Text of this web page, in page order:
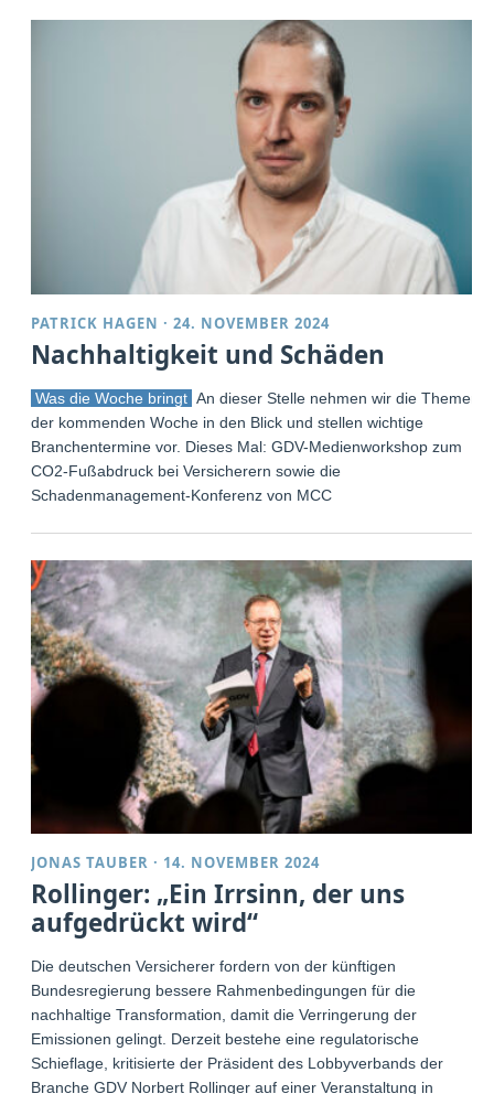
PATRICK HAGEN ·24. NOVEMBER 2024
Nachhaltigkeit und Schäden
Was die Woche bringt An dieser Stelle nehmen wir die Themen
der kommenden Woche in den Blick und stellen wichtige
Branchentermine vor. Dieses Mal: GDV-Medienworkshop zum
CO2-Fußabdruck bei Versicherern sowie die
Schadenmanagement-Konferenz von MCC
JONAS TAUBER · 14. NOVEMBER 2024
Rollinger: „Ein Irrsinn, der uns
aufgedrückt wird“
Die deutschen Versicherer fordern von der künftigen
Bundesregierung bessere Rahmenbedingungen für die
nachhaltige Transformation, damit die Verringerung der
Emissionen gelingt. Derzeit bestehe eine regulatorische
Schieflage, kritisierte der Präsident des Lobbyverbands der
Branche GDV Norbert Rollinger auf einer Veranstaltung in